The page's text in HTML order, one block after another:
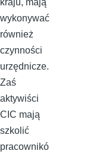
kraju, mają
wykonywać
również
czynności
urzędnicze.
Zaś
aktywiści
CIC mają
szkolić
pracownikó